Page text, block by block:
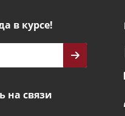
в курсе!
на связи